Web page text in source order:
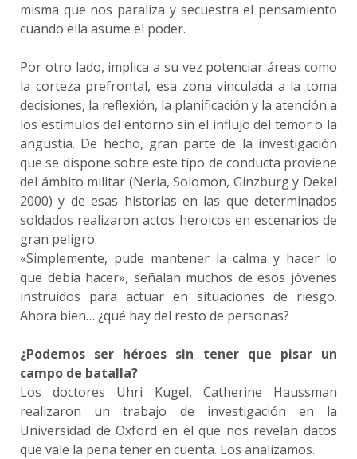
misma que nos paraliza y secuestra el pensamiento
cuando ella asume el poder.
Por otro lado, implica a su vez potenciar áreas como
la corteza prefrontal, esa zona vinculada a la toma
decisiones, la reflexión, la planificación y la atención a
los estímulos del entorno sin el influjo del temor o la
angustia. De hecho, gran parte de la investigación
que se dispone sobre este tipo de conducta proviene
del ámbito militar (Neria, Solomon, Ginzburg y Dekel
2000) y de esas historias en las que determinados
soldados realizaron actos heroicos en escenarios de
gran peligro.
«Simplemente, pude mantener la calma y hacer lo
que debía hacer», señalan muchos de esos jóvenes
instruidos para actuar en situaciones de riesgo.
Ahora bien… ¿qué hay del resto de personas?
¿Podemos ser héroes sin tener que pisar un
campo de batalla?
Los doctores Uhri Kugel, Catherine Haussman
realizaron un trabajo de investigación en la
Universidad de Oxford en el que nos revelan datos
que vale la pena tener en cuenta. Los analizamos.